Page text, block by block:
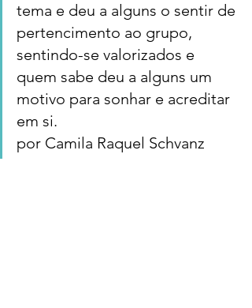
tema e deu a alguns o sentir de
pertencimento ao grupo,
sentindo-se valorizados e
quem sabe deu a alguns um
motivo para sonhar e acreditar
em si.
por Camila Raquel Schvanz